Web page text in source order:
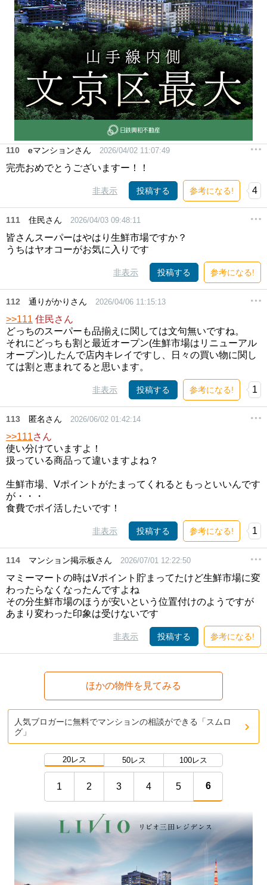
110 eマンションさん 2026/04/02 11:07:49
完売おめでとうございますー！！
非表示 投稿する 参考になる! 4
111 住民さん 2026/04/03 09:48:11
皆さんスーパーはやはり生鮮市場ですか？
うちはヤオコーがお気に入りです
非表示 投稿する 参考になる!
112 通りがかりさん 2026/04/06 11:15:13
>>111 住民さん
どっちのスーパーも品揃えに関しては文句無いですね。
それにどっちも割と最近オープン(生鮮市場はリニューアル
オープン)したんで店内キレイですし、日々の買い物に関し
ては割と恵まれてると思います。
非表示 投稿する 参考になる! 1
113 匿名さん 2026/06/02 01:42:14
>>111さん
使い分けていますよ！
扱っている商品って違いますよね？
生鮮市場、Vポイントがたまってくれるともっといいんです
が・・・
食費でポイ活したいです！
非表示 投稿する 参考になる! 1
114 マンション掲示板さん 2026/07/01 12:22:50
マミーマートの時はVポイント貯まってたけど生鮮市場に変
わったらなくなったんですよね
その分生鮮市場のほうが安いという位置付けのようですが
あまり変わった印象は受けないです
非表示 投稿する 参考になる!
ほかの物件を見てみる
人気ブロガーに無料でマンションの相談ができる「スムロ
グ」
20レス 50レス 100レス
1 2 3 4 5 6